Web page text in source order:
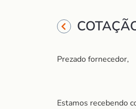
Prezado fornecedor,
Estamos recebendo